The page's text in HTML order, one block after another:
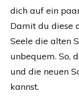
dich auf ein
Damit du diese
Seele die alten
unbequem. So,
und die neuen
kannst.